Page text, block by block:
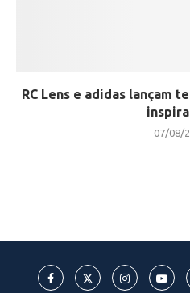
RC Lens e adidas lançam
07/08/